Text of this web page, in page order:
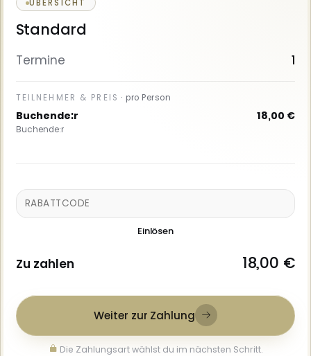
ÜBERSICHT
Standard
Termine 1
TEILNEHMER & PREIS · pro Person
Buchende:r
Buchende:r
18,00 €
Einlösen
Zu zahlen 18,00 €
Weiter zur Zahlung
Die Zahlungsart wählst du im nächsten Schritt.